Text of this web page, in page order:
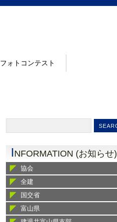
フォトコンテスト
INFORMATION (お知らせ)
協会
全建
国交省
富山県